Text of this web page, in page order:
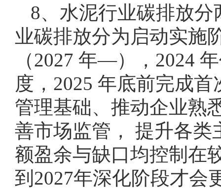
8、水泥行业碳排放
业碳排放分为启动实施
（2027 年—），2024
度，2025 年底前完成
管理基础、推动企业熟
善市场监管， 提升各
额盈余与缺口均控制在
到2027年深化阶段才会